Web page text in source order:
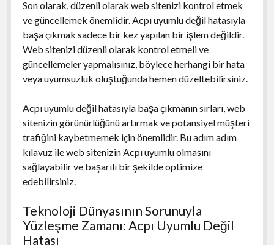
Son olarak, düzenli olarak web sitenizi kontrol etmek
ve güncellemek önemlidir. Acpı uyumlu değil hatasıyla
başa çıkmak sadece bir kez yapılan bir işlem değildir.
Web sitenizi düzenli olarak kontrol etmeli ve
güncellemeler yapmalısınız, böylece herhangi bir hata
veya uyumsuzluk oluştuğunda hemen düzeltebilirsiniz.
Acpı uyumlu değil hatasıyla başa çıkmanın sırları, web
sitenizin görünürlüğünü artırmak ve potansiyel müşteri
trafiğini kaybetmemek için önemlidir. Bu adım adım
kılavuz ile web sitenizin Acpı uyumlu olmasını
sağlayabilir ve başarılı bir şekilde optimize
edebilirsiniz.
Teknoloji Dünyasının Sorunuyla
Yüzleşme Zamanı: Acpı Uyumlu Değil
Hatası